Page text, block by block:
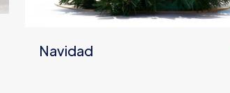
Navidad